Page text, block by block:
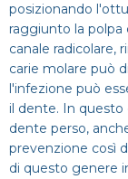
posizionando
raggiunto la polpa
canale radicolare,
carie molare può
l'infezione può
il dente. In questo
dente perso,
prevenzione così
di questo genere